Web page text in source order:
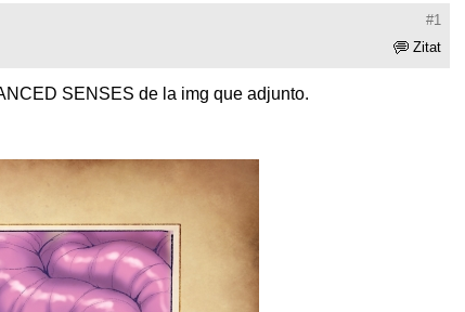
#1
Zitat
SENSES de la img que adjunto.